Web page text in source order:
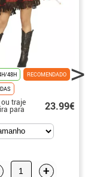
48H
RECOMENDADO
traje
para 23.99€
+